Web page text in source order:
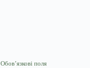
Обов’язкові поля